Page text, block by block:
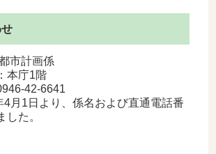
市計画係
本庁1階
42-6641
4月1日より、係名および直通電話番
した。